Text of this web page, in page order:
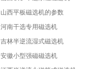
山西平板磁选机的参数
河南干选专用磁选机
吉林半逆流湿式磁选机
安徽小型强磁磁选机